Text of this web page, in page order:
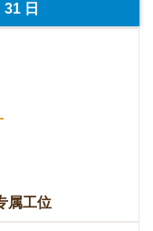
日
属工位